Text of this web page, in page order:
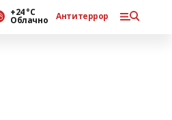
+24 °С
Облачно Антитеррор